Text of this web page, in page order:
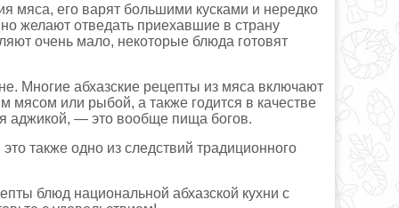
мяса, его варят большими кусками и нередко
желают отведать приехавшие в страну
очень мало, некоторые блюда готовят
Многие абхазские рецепты из мяса включают
мясом или рыбой, а также годится в качестве
аджикой, — это вообще пища богов.
также одно из следствий традиционного
блюд национальной абхазской кухни с